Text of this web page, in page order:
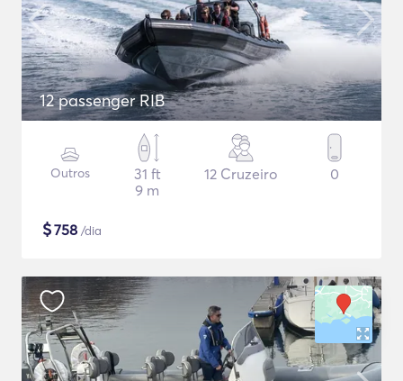
12 passenger RIB
Outros
31 ft
9 m
12 Cruzeiro 0
$758 /dia